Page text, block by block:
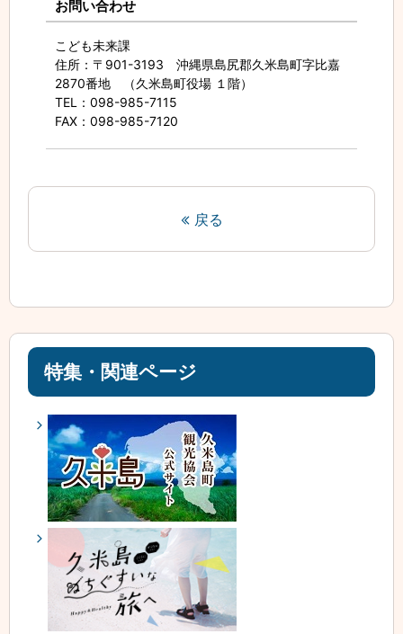
お問い合わせ
こども未来課
住所 ：〒901-3193 沖縄県島尻郡久米島町字比嘉
2870番地 （久米島町役場 １階）
TEL ：098-985-7115
FAX ：098-985-7120
戻る
特集・関連ページ